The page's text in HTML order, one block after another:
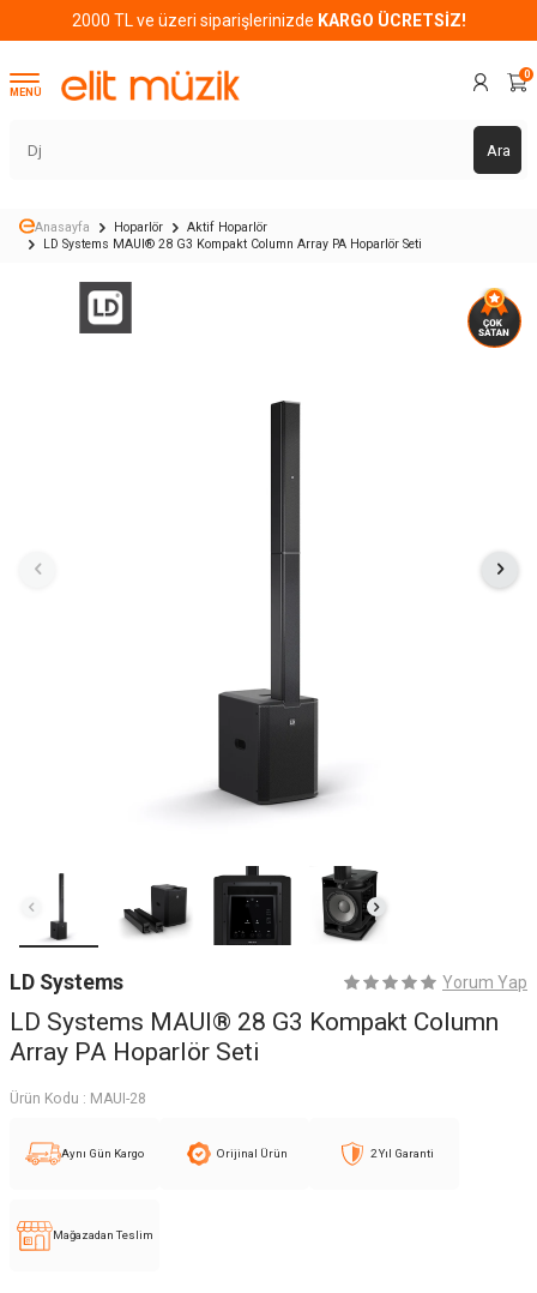
2000 TL ve üzeri siparişlerinizde KARGO ÜCRETSİZ!
MENÜ
Ara
0
Anasayfa Hoparlör
Aktif Hoparlör
LD Systems MAUI® 28 G3 Kompakt Column Array PA Hoparlör Seti
LD Systems Yorum Yap
LD Systems MAUI® 28 G3 Kompakt Column
Array PA Hoparlör Seti
Ürün Kodu : MAUI-28
Aynı Gün Kargo Orijinal Ürün 2 Yıl Garanti
Mağazadan Teslim